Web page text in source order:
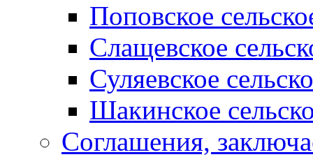
Поповское
Слащевское
Суляевское
Шакинское
Соглашения,